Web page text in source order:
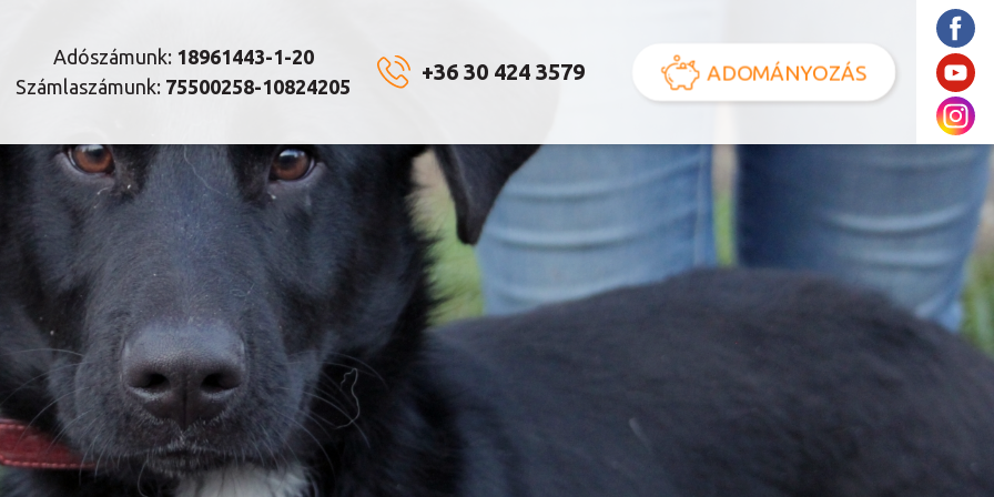
Adószámunk: 18961443-1-20
Számlaszámunk: 75500258-10824205
+36 30 424 3579 ADOMÁNYOZÁS